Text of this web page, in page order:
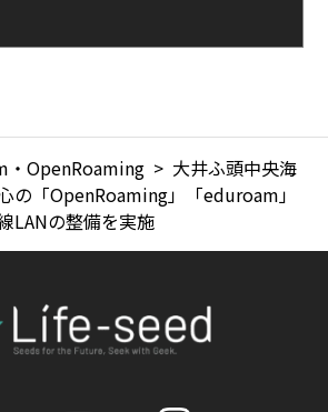
・OpenRoaming
大井ふ頭中央海
の「OpenRoaming」「eduroam」
LANの整備を実施